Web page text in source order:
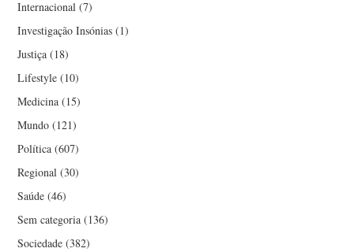
Internacional (7)
Investigação Insónias (1)
Justiça (18)
Lifestyle (10)
Medicina (15)
Mundo (121)
Política (607)
Regional (30)
Saúde (46)
Sem categoria (136)
Sociedade (382)